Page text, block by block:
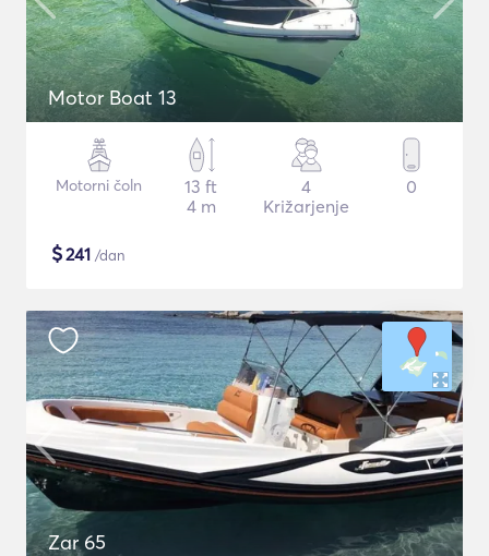
Motor Boat 13
Motorni čoln
13 ft
4 m
4
Križarjenje
0
$241 /dan
Zar 65